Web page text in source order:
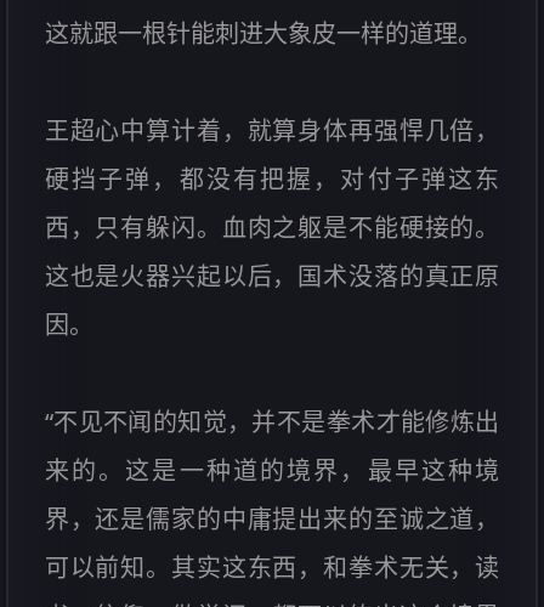
这就跟一根针能刺进大象皮一样的道理。
王超心中算计着，就算身体再强悍几倍，
硬挡子弹，都没有把握，对付子弹这东
西，只有躲闪。血肉之躯是不能硬接的。
这也是火器兴起以后，国术没落的真正原
因。
“不见不闻的知觉，并不是拳术才能修炼出
来的。这是一种道的境界，最早这种境
界，还是儒家的中庸提出来的至诚之道，
可以前知。其实这东西，和拳术无关，读